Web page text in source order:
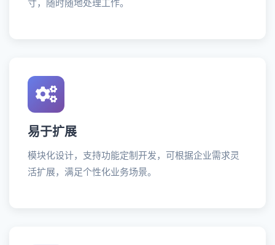
寸，随时随地处理工作。
易于扩展
模块化设计，支持功能定制开发，可根据企业需求灵
活扩展，满足个性化业务场景。